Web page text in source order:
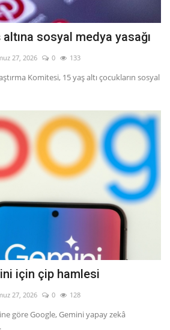
altına sosyal medya yasağı
27, 2026 0 133
Komitesi, 15 yaş altı çocukların sosyal
için çip hamlesi
27, 2026 0 128
göre Google, Gemini yapay zekâ